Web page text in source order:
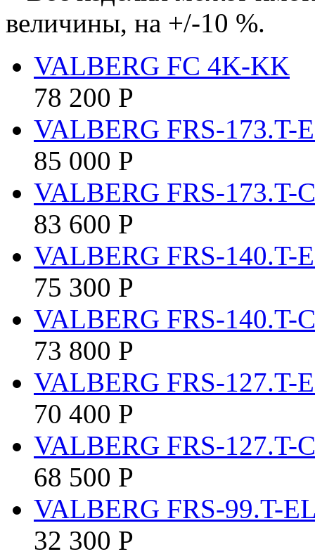
величины, на +/-10 %.
VALBERG FC 4K-KK
78 200 Р
VALBERG FRS-173.T-
85 000 Р
VALBERG FRS-173.T-
83 600 Р
VALBERG FRS-140.T-
75 300 Р
VALBERG FRS-140.T-
73 800 Р
VALBERG FRS-127.T-
70 400 Р
VALBERG FRS-127.T-
68 500 Р
VALBERG FRS-99.T-
32 300 Р